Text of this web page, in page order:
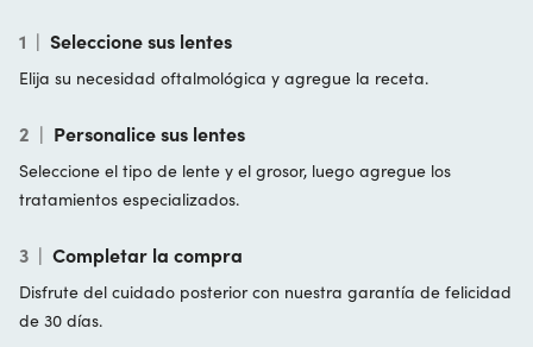
1 | Seleccione sus lentes
Elija su necesidad oftalmológica y agregue la receta.
2 | Personalice sus lentes
Seleccione el tipo de lente y el grosor, luego agregue los
tratamientos especializados.
3 | Completar la compra
Disfrute del cuidado posterior con nuestra garantía de felicidad
de 30 días.